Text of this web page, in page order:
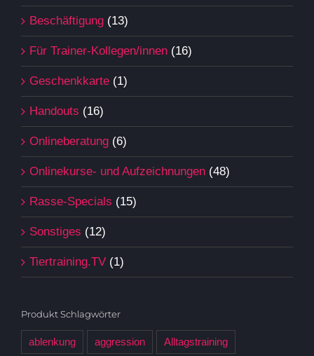
Beschäftigung (13)
Für Trainer-Kollegen/innen (16)
Geschenkkarte (1)
Handouts (16)
Onlineberatung (6)
Onlinekurse- und Aufzeichnungen (48)
Rasse-Specials (15)
Sonstiges (12)
Tiertraining.TV (1)
Produkt Schlagwörter
ablenkung aggression Alltagstraining